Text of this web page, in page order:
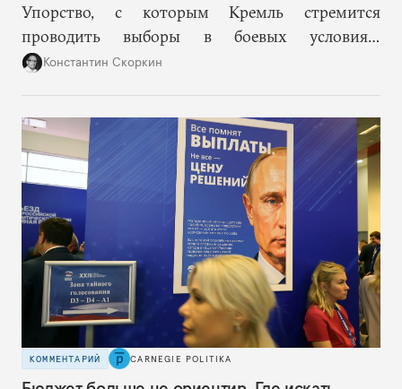
Упорство, с которым Кремль стремится
проводить выборы в боевых условиях,
основывается на избранной им стратегии
самообмана, когда пропагандистская картинка
все сильнее отстает от реальности.
Константин Скоркин
КОММЕНТАРИЙ CARNEGIE POLITIKA